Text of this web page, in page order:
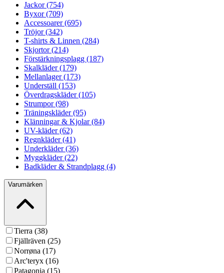
Jackor (754)
Byxor (709)
Accessoarer (695)
Tröjor (342)
T-shirts & Linnen (284)
Skjortor (214)
Förstärkningsplagg (187)
Skalkläder (179)
Mellanlager (173)
Underställ (153)
Överdragskläder (105)
Strumpor (98)
Träningskläder (95)
Klänningar & Kjolar (84)
UV-kläder (62)
Regnkläder (41)
Underkläder (36)
Myggkläder (22)
Badkläder & Strandplagg (4)
Varumärken
Tierra (38)
Fjällräven (25)
Norrøna (17)
Arc'teryx (16)
Patagonia (15)